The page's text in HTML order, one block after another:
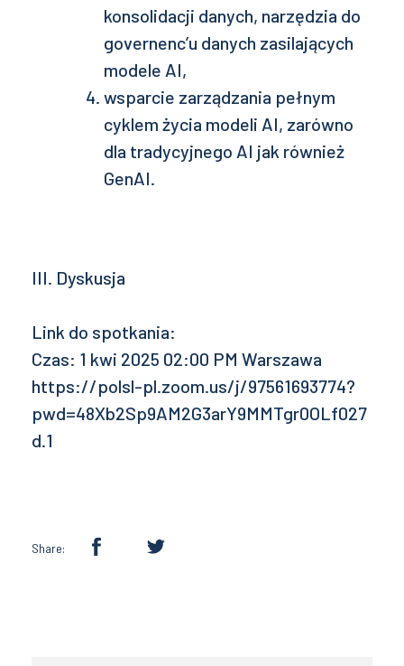
konsolidacji danych, narzędzia do
governenc’u danych zasilających
modele AI,
wsparcie zarządzania pełnym
cyklem życia modeli AI, zarówno
dla tradycyjnego AI jak również
GenAI.
III. Dyskusja
Link do spotkania:
Czas: 1 kwi 2025 02:00 PM Warszawa
https://polsl-pl.zoom.us/j/97561693774?
pwd=48Xb2Sp9AM2G3arY9MMTgr0OLf027
d.1
Share: